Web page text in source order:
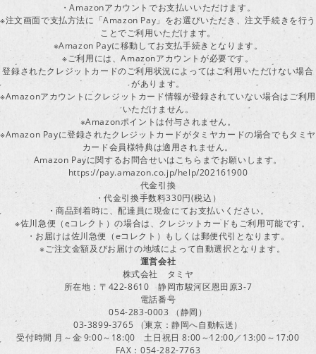
・Amazonアカウントでお支払いいただけます。
※注文画面で支払方法に「Amazon Pay」をお選びいただき、注文手続きを行う
ことでご利用いただけます。
※Amazon Payに移動してお支払手続きとなります。
※ご利用には、Amazonアカウントが必要です。
登録されたクレジットカードのご利用状況によってはご利用いただけない場合
があります。
※Amazonアカウントにクレジットカード情報が登録されていない場合はご利用
いただけません。
※Amazonポイントは付与されません。
※Amazon Payに登録されたクレジットカードがタミヤカードの場合でもタミヤ
カード会員様特典は適用されません。
Amazon Payに関するお問合せいはこちらまでお願いします。
https://pay.amazon.co.jp/help/202161900
代金引換
・代金引換手数料330円(税込）
・商品到着時に、配達員に現金にてお支払いください。
※佐川急便（eコレクト）の場合は、クレジットカードもご利用可能です。
・お届けは佐川急便（eコレクト）もしくは郵便代引となります。
※ご注文金額及びお届けの地域によって自動選択となります。
運営会社
株式会社 タミヤ
所在地：〒422-8610 静岡市駿河区恩田原3-7
電話番号
054-283-0003 （静岡）
03-3899-3765 （東京：静岡へ自動転送）
受付時間 月～金 9:00～18:00 土日祝日 8:00～12:00／13:00～17:00
FAX：054-282-7763